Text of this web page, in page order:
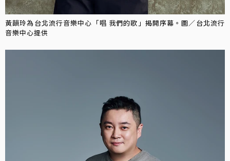
黃韻玲為台北流行音樂中心「唱 我們的歌」揭開序幕。圖／台北流行
音樂中心提供